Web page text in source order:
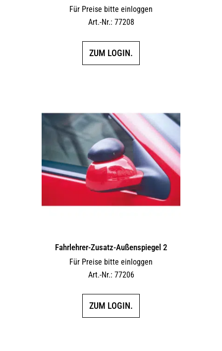
Für Preise bitte einloggen
Art.-Nr.: 77208
ZUM LOGIN.
Fahrlehrer-Zusatz-Außen­spiegel 2
Für Preise bitte einloggen
Art.-Nr.: 77206
ZUM LOGIN.